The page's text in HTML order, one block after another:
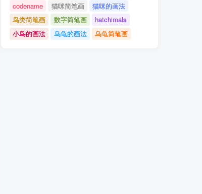
codename
猫咪简笔画
猫咪的画法
鸟类简笔画
数字简笔画
hatchimals
小鸟的画法
乌龟的画法 乌龟简笔画